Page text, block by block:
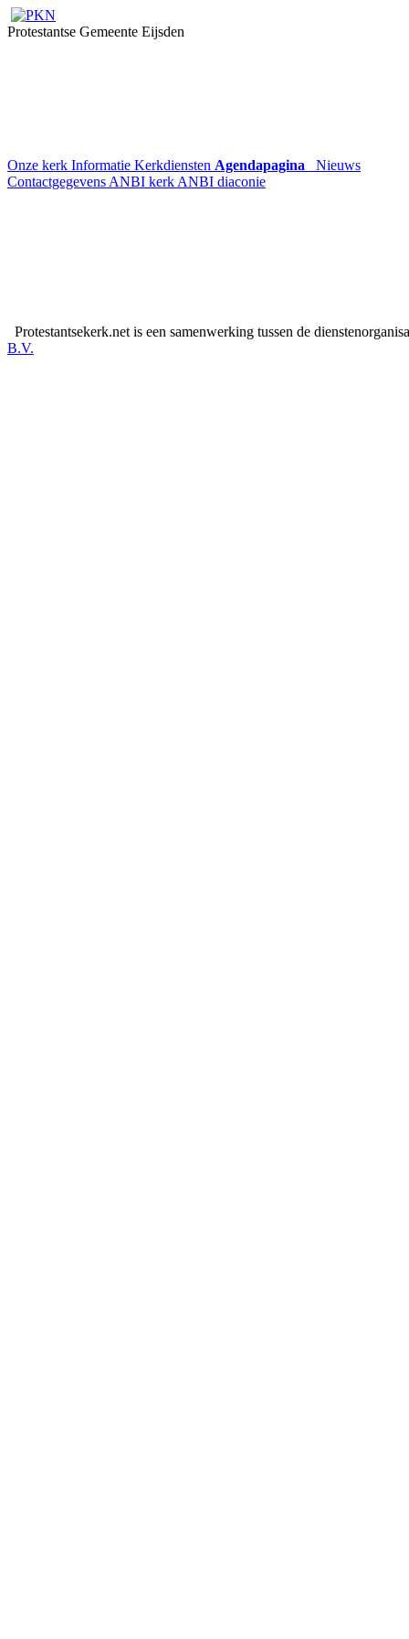
Protestantse Gemeente Eijsden
Onze kerk Informatie Kerkdiensten Agendapagina
Nieuws
Contactgegevens ANBI kerk ANBI diaconie
Protestantsekerk.net is een samenwerking tussen de
B.V.